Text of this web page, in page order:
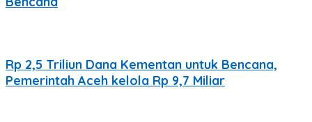
Rp 2,5 Triliun Dana Kementan untuk Bencana,
Pemerintah Aceh kelola Rp 9,7 Miliar